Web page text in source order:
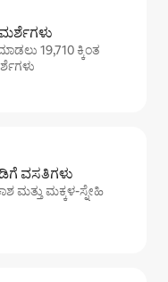
19,710 ಕ್ಕಿಂತ
ವಸತಿಗಳು
ಮತ್ತು ಮಕ್ಕಳ-ಸ್ನೇಹಿ